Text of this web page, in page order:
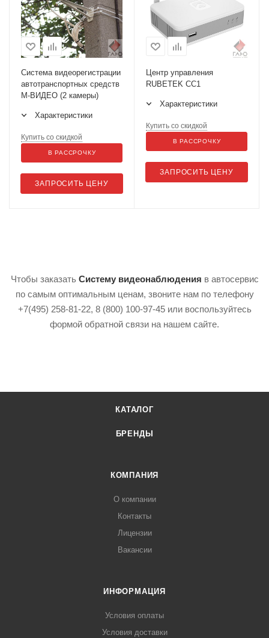
Система видеорегистрации
автотранспортных средств
М-ВИДЕО (2 камеры)
Характеристики
ЗАПРОСИТЬ ЦЕНУ
Купить со скидкой
В РАССРОЧКУ
Центр управления
RUBETEK СС1
Характеристики
ЗАПРОСИТЬ ЦЕНУ
Купить со скидкой
В РАССРОЧКУ
Чтобы заказать Систему видеонаблюдения в автосервис
по самым оптимальным ценам, звоните нам по телефону
+7(495) 258-81-22, 8 (800) 100-97-45 или воспользуйтесь
формой обратной связи на нашем сайте.
КАТАЛОГ
БРЕНДЫ
КОМПАНИЯ
О компании
Контакты
Лицензии
Вакансии
ИНФОРМАЦИЯ
Условия оплаты
Условия доставки